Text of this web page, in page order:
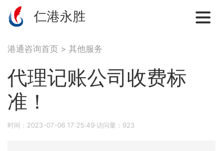
仁港永胜
港通咨询首页 > 其他服务
代理记账公司收费标
准！
时间：2023-07-06 17:25:49·访问量：923